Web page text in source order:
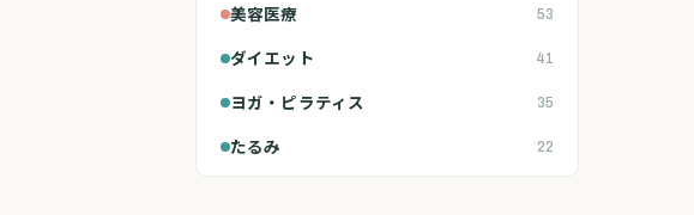
美容医療 53
ダイエット 41
ヨガ・ピラティス 35
たるみ 22